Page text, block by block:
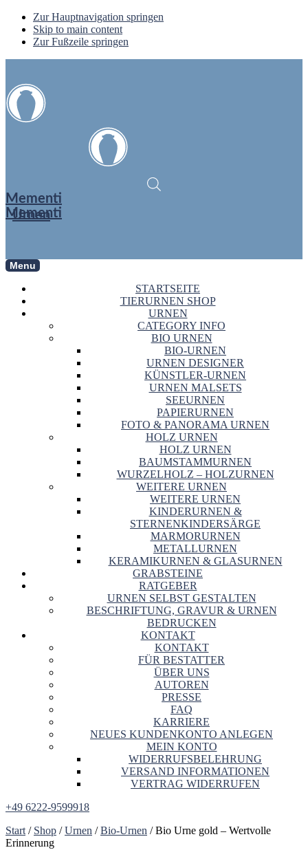
Zur Hauptnavigation springen
Skip to main content
Zur Fußzeile springen
Mementi
Urnen
Mementi
Menu
STARTSEITE
TIERURNEN SHOP
URNEN
CATEGORY INFO
BIO URNEN
BIO-URNEN
URNEN DESIGNER
KÜNSTLER-URNEN
URNEN MALSETS
SEEURNEN
PAPIERURNEN
FOTO & PANORAMA URNEN
HOLZ URNEN
HOLZ URNEN
BAUMSTAMMURNEN
WURZELHOLZ – HOLZURNEN
WEITERE URNEN
WEITERE URNEN
KINDERURNEN &
STERNENKINDERSÄRGE
MARMORURNEN
METALLURNEN
KERAMIKURNEN & GLASURNEN
GRABSTEINE
RATGEBER
URNEN SELBST GESTALTEN
BESCHRIFTUNG, GRAVUR & URNEN
BEDRUCKEN
KONTAKT
KONTAKT
FÜR BESTATTER
ÜBER UNS
AUTOREN
PRESSE
FAQ
KARRIERE
NEUES KUNDENKONTO ANLEGEN
MEIN KONTO
WIDERRUFSBELEHRUNG
VERSAND INFORMATIONEN
VERTRAG WIDERRUFEN
+49 6222-9599918
Start / Shop /Urnen /Bio-Urnen / Bio Urne gold – Wertvolle
Erinnerung